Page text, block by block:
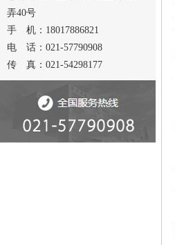
弄40号
手 机：18017886821
电 话：021-57790908
传 真：021-54298177